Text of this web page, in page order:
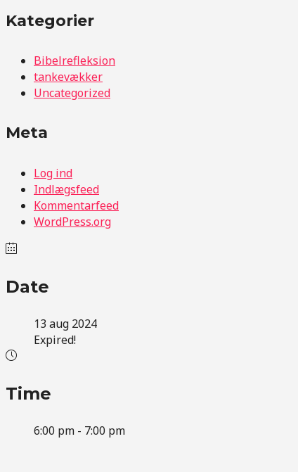
Kategorier
Bibelrefleksion
tankevækker
Uncategorized
Meta
Log ind
Indlægsfeed
Kommentarfeed
WordPress.org
Date
13 aug 2024
Expired!
Time
6:00 pm - 7:00 pm